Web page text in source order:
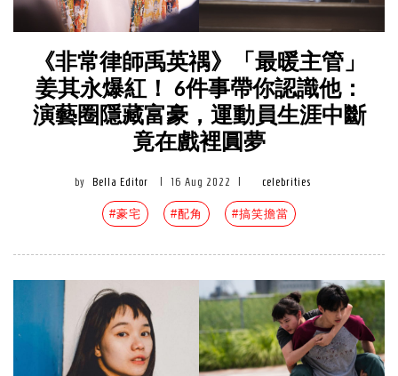
《非常律師禹英禑》「最暖主管」
姜其永爆紅！ 6件事帶你認識他：
演藝圈隱藏富豪，運動員生涯中斷
竟在戲裡圓夢
by Bella Editor 16 Aug 2022 celebrities
#豪宅 #配角 #搞笑擔當